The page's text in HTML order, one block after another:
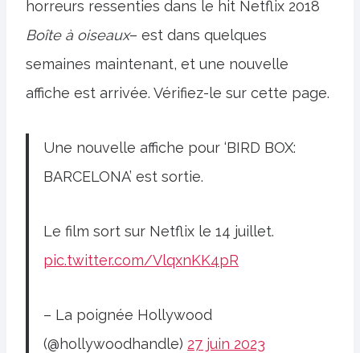
horreurs ressenties dans le hit Netflix 2018
Boîte à oiseaux– est dans quelques
semaines maintenant, et une nouvelle
affiche est arrivée. Vérifiez-le sur cette page.
Une nouvelle affiche pour ‘BIRD BOX:
BARCELONA’ est sortie.
Le film sort sur Netflix le 14 juillet.
pic.twitter.com/VlqxnKK4pR
– La poignée Hollywood
(@hollywoodhandle) 27 juin 2023